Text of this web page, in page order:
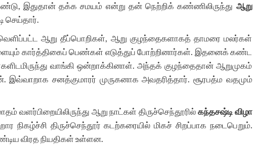
இதுதான் தக்க சமயம் என்று தன் நெற்றிக் கண்ணிலிருந்து ஆறு
செய்தார்.
வெளிப்பட்ட ஆறு தீப்பொறிகள், ஆறு குழந்தைகளாகத் தாமரை மலர்கள்
கார்த்திகைப் பெண்கள் எடுத்துப் போற்றினார்கள். இதனைக் கண்ட
வாங்கி ஒன்றாக்கினாள். அந்தக் குழந்தைதான் ஆறுமுகம்
சனத்குமாரர் முருகனாக அவதரித்தார். சூரபத்ம வதமும்
வளர்பிறையிலிருந்து ஆறு நாட்கள் திருச்செந்தூரில்கந்தசஷ்டி விழா
நிகழ்ச்சி திருச்செந்தூர் கடற்கரையில் மிகச் சிறப்பாக நடைபெறும்.
விரத நியதிகள் உள்ளன.